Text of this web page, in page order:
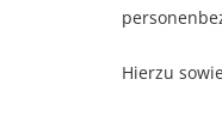
Hierzu